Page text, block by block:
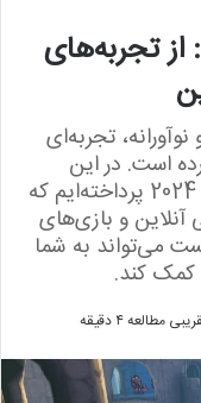
بهترین بازی‌های سال ۲۰۲۴: از تجربه‌های
و نوآورانه، تجربه‌ای
است. در این
مقاله به بررسی بهترین بازی‌های سال 2024 پرداخته‌ایم که
آنلاین و بازی‌های
می‌تواند به شما
کمک کند.
مطالعه ۴ دقیقه